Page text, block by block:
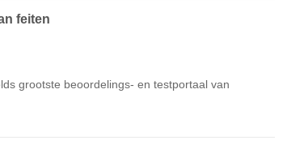
feiten
grootste beoordelings- en testportaal van